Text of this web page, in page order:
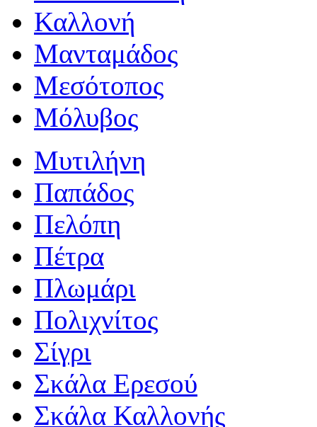
Καλλονή
Μανταμάδος
Μεσότοπος
Μόλυβος
Μυτιλήνη
Παπάδος
Πελόπη
Πέτρα
Πλωμάρι
Πολιχνίτος
Σίγρι
Σκάλα Ερεσού
Σκάλα Καλλονής